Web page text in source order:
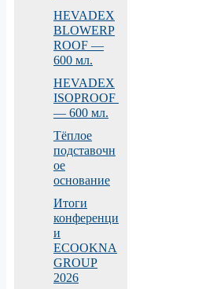
HEVADEX
BLOWERP
ROOF —
600 мл.
HEVADEX
ISOPROOF
— 600 мл.
Тёплое
подставочн
ое
основание
Итоги
конференци
и
ECOOKNA
GROUP
2026